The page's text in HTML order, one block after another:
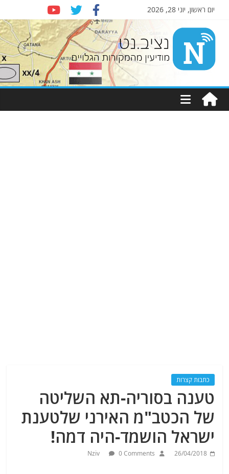
יום ראשון, יוני 28, 2026
Nziv.net
מודיעין
מהמקורות
כתבות קצרות
טענה בסוריה-תא השליטה
של הכטב"מ האירני שלטענת
ישראל הושמד-היה דמה!
26/04/2018
Nziv 0 Comments